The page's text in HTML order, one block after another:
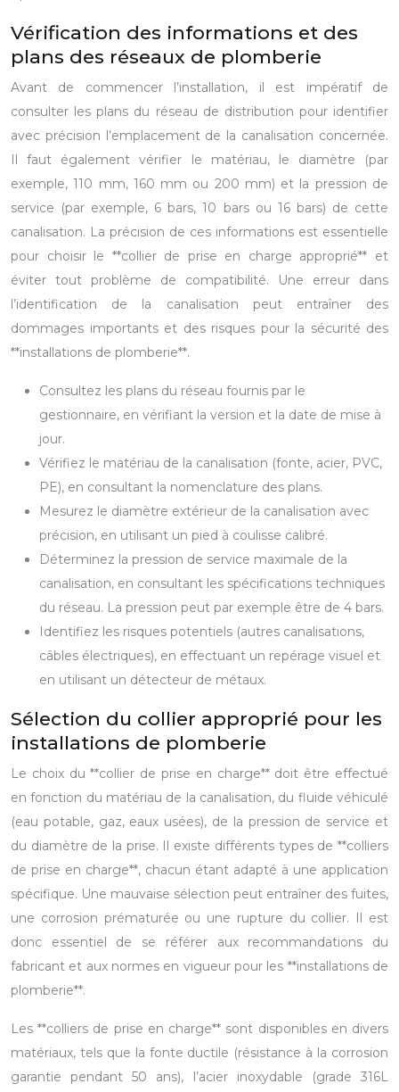
Vérification des informations et des
plans des réseaux de plomberie
Avant de commencer l’installation, il est impératif de
consulter les plans du réseau de distribution pour identifier
avec précision l’emplacement de la canalisation concernée.
Il faut également vérifier le matériau, le diamètre (par
exemple, 110 mm, 160 mm ou 200 mm) et la pression de
service (par exemple, 6 bars, 10 bars ou 16 bars) de cette
canalisation. La précision de ces informations est essentielle
pour choisir le **collier de prise en charge approprié** et
éviter tout problème de compatibilité. Une erreur dans
l’identification de la canalisation peut entraîner des
dommages importants et des risques pour la sécurité des
**installations de plomberie**.
Consultez les plans du réseau fournis par le
gestionnaire, en vérifiant la version et la date de mise à
jour.
Vérifiez le matériau de la canalisation (fonte, acier, PVC,
PE), en consultant la nomenclature des plans.
Mesurez le diamètre extérieur de la canalisation avec
précision, en utilisant un pied à coulisse calibré.
Déterminez la pression de service maximale de la
canalisation, en consultant les spécifications techniques
du réseau. La pression peut par exemple être de 4 bars.
Identifiez les risques potentiels (autres canalisations,
câbles électriques), en effectuant un repérage visuel et
en utilisant un détecteur de métaux.
Sélection du collier approprié pour les
installations de plomberie
Le choix du **collier de prise en charge** doit être effectué
en fonction du matériau de la canalisation, du fluide véhiculé
(eau potable, gaz, eaux usées), de la pression de service et
du diamètre de la prise. Il existe différents types de **colliers
de prise en charge**, chacun étant adapté à une application
spécifique. Une mauvaise sélection peut entraîner des fuites,
une corrosion prématurée ou une rupture du collier. Il est
donc essentiel de se référer aux recommandations du
fabricant et aux normes en vigueur pour les **installations de
plomberie**.
Les **colliers de prise en charge** sont disponibles en divers
matériaux, tels que la fonte ductile (résistance à la corrosion
garantie pendant 50 ans), l’acier inoxydable (grade 316L